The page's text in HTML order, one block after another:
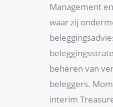
Management
waar zij
beheren van
beleggers.
interim